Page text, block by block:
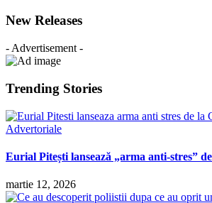
New Releases
- Advertisement -
Trending Stories
Advertoriale
Eurial Pitești lansează „arma anti-stres”
martie 12, 2026